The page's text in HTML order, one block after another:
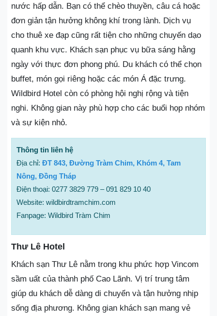
nước hấp dẫn. Bạn có thể chèo thuyền, câu cá hoặc
đơn giản tận hưởng không khí trong lành. Dịch vụ
cho thuê xe đạp cũng rất tiện cho những chuyến dạo
quanh khu vực. Khách sạn phục vụ bữa sáng hằng
ngày với thực đơn phong phú. Du khách có thể chọn
buffet, món gọi riêng hoặc các món Á đặc trưng.
Wildbird Hotel còn có phòng hội nghị rộng và tiện
nghi. Không gian này phù hợp cho các buổi họp nhóm
và sự kiện nhỏ.
Thông tin liên hệ
Địa chỉ: ĐT 843, Đường Tràm Chim, Khóm 4, Tam
Nông, Đồng Tháp
Điện thoại: 0277 3829 779 – 091 829 10 40
Website: wildbirdtramchim.com
Fanpage: Wildbird Tràm Chim
Thư Lê Hotel
Khách sạn Thư Lê nằm trong khu phức hợp Vincom
sầm uất của thành phố Cao Lãnh. Vị trí trung tâm
giúp du khách dễ dàng di chuyển và tận hưởng nhịp
sống địa phương. Không gian khách sạn mang vẻ